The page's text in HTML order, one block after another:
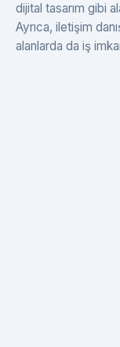
dijital tasarım gibi
Ayrıca, iletişim
alanlarda da iş